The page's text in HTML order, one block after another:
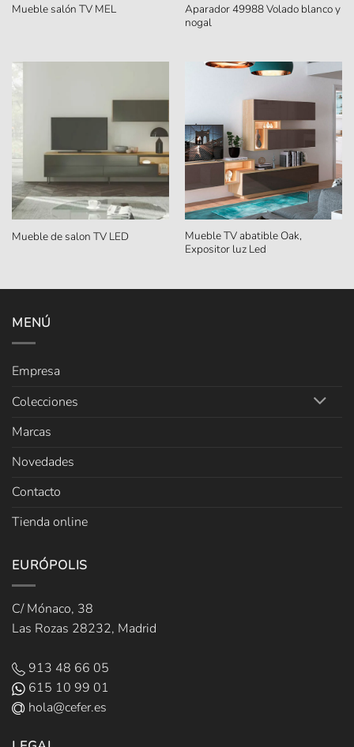
Mueble salón TV MEL
Aparador 49988 Volado blanco y
nogal
Mueble de salon TV LED
Mueble TV abatible Oak,
Expositor luz Led
MENÚ
Empresa
Colecciones
Marcas
Novedades
Contacto
Tienda online
EURÓPOLIS
C/ Mónaco, 38
Las Rozas 28232, Madrid
913 48 66 05
615 10 99 01
hola@cefer.es